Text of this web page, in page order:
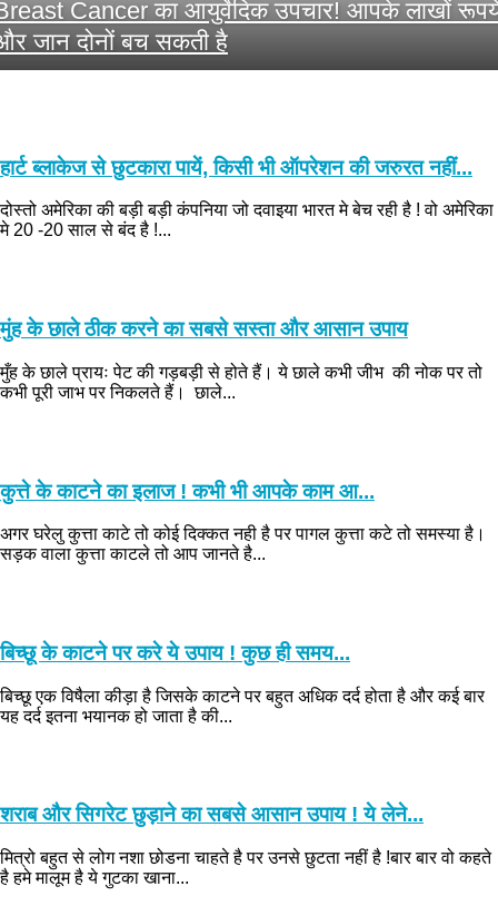
Cancer का आयुर्वेदिक उपचार! आपके लाखों
जान दोनों बच सकती है
हार्ट ब्लाकेज से छुटकारा पायें, किसी भी ऑपरेशन की जरुरत नहीं...
दोस्तो अमेरिका की बड़ी बड़ी कंपनिया जो दवाइया भारत मे बेच रही है ! वो अमेरिका
मे 20 -20 साल से बंद है !...
मुंह के छाले ठीक करने का सबसे सस्ता और आसान उपाय
मुँह के छाले प्रायः पेट की गड़बड़ी से होते हैं। ये छाले कभी जीभ की नोक पर तो
कभी पूरी जाभ पर निकलते हैं। छाले...
कुत्ते के काटने का इलाज ! कभी भी आपके काम आ...
अगर घरेलु कुत्ता काटे तो कोई दिक्कत नही है पर पागल कुत्ता कटे तो समस्या है।
सड़क वाला कुत्ता काटले तो आप जानते है...
बिच्छू के काटने पर करे ये उपाय ! कुछ ही समय...
बिच्छू एक विषैला कीड़ा है जिसके काटने पर बहुत अधिक दर्द होता है और कई बार
यह दर्द इतना भयानक हो जाता है की...
शराब और सिगरेट छुड़ाने का सबसे आसान उपाय ! ये लेने...
मित्रो बहुत से लोग नशा छोडना चाहते है पर उनसे छुटता नहीं है !बार बार वो कहते
है हमे मालूम है ये गुटका खाना...